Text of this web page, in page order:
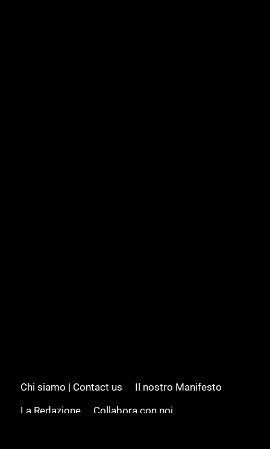
Chi siamo | Contact us
Il nostro Manifesto
La Redazione
Collabora con noi